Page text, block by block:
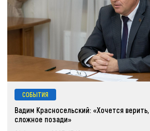
СОБЫТИЯ
Вадим Красносельский: «Хочется
сложное позади»